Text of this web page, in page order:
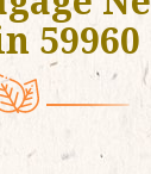
59960